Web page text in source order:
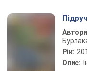
Рік:
Опис: